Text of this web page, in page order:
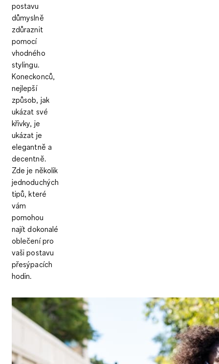
postavu
důmyslně
zdůraznit
pomocí
vhodného
stylingu.
Koneckonců,
nejlepší
způsob, jak
ukázat své
křivky, je
ukázat je
elegantně a
decentně.
Zde je několik
jednoduchých
tipů, které
vám
pomohou
najít dokonalé
oblečení pro
vaši postavu
přesýpacích
hodin.